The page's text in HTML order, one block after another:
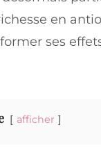
en
ses
afficher